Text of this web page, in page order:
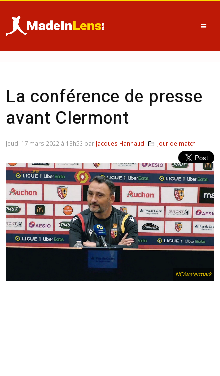
La conférence de presse
avant Clermont
NC/watermark
Jeudi 17 mars 2022 à 13h53 par Jacques Hannaud Jour de match